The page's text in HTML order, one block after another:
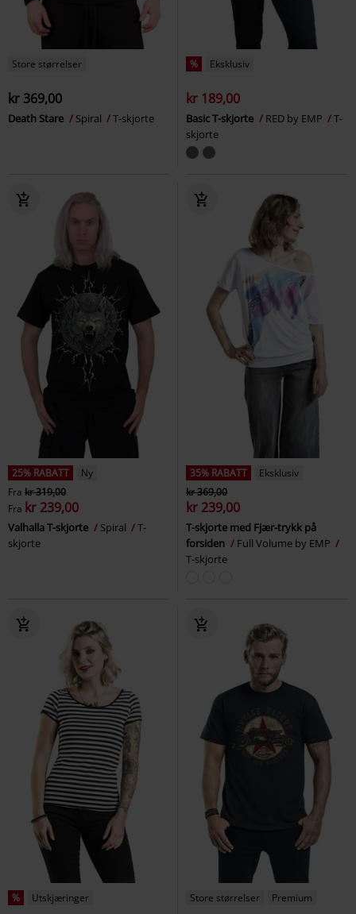
Store størrelser
kr 369,00
Death Stare Spiral T-skjorte
% Eksklusiv
kr 189,00
Basic T-skjorte RED by EMP
T-
skjorte
25% RABATT
Ny
Fra kr 319,00
Fra kr 239,00
Valhalla T-skjorte Spiral
T-
skjorte
35% RABATT
Eksklusiv
kr 369,00
kr 239,00
T-skjorte med Fjær-trykk på
forsiden
Full Volume by EMP
T-skjorte
% Utskjæringer Store størrelser Premium